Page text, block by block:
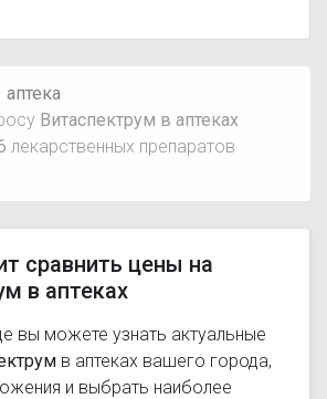
аптека
Витаспектрум в аптеках
лекарственных препаратов
сравнить цены на
в аптеках
вы можете узнать актуальные
в аптеках вашего города,
и выбрать наиболее